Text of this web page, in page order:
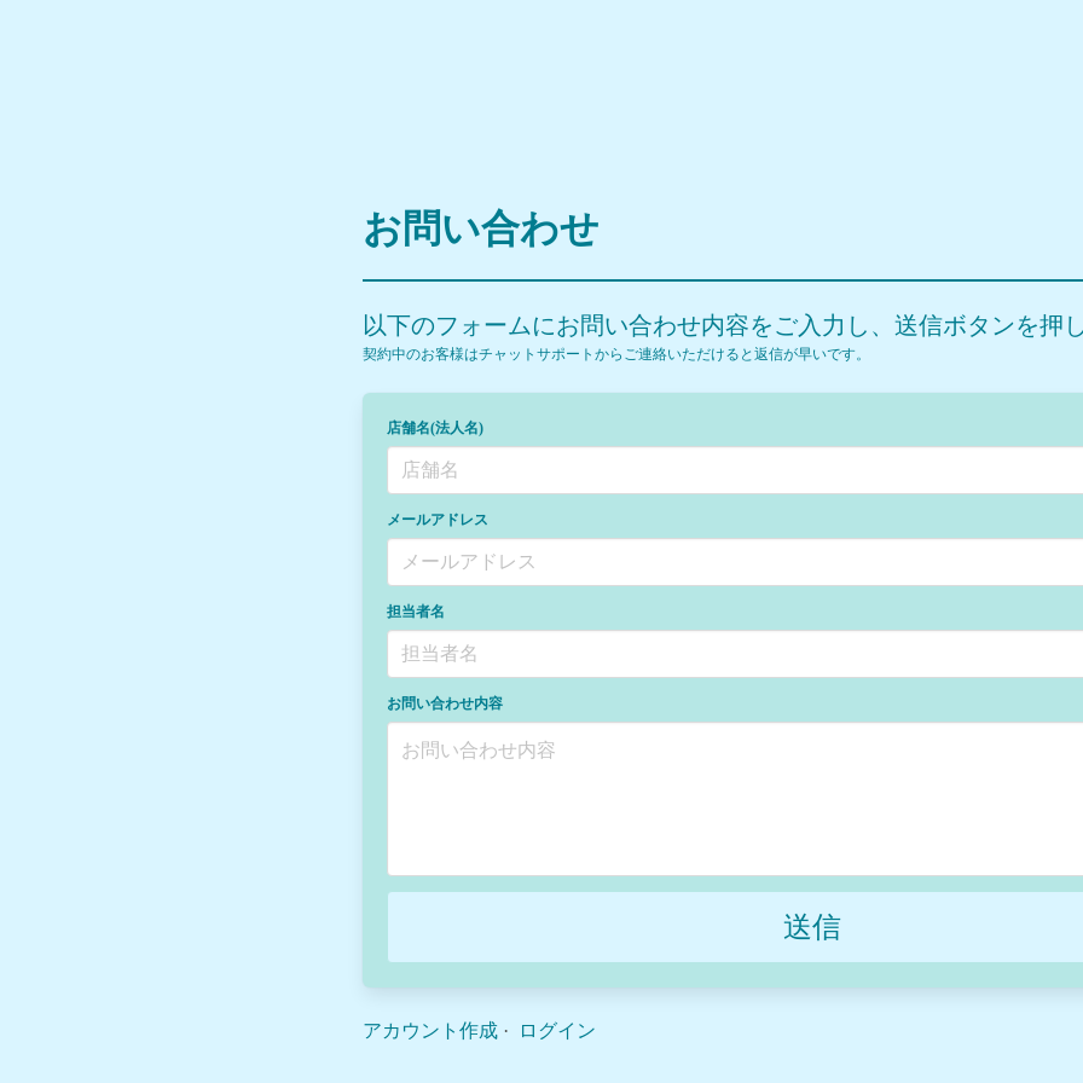
お問い合わせ
以下のフォームにお問い合わせ内容をご入力し、送信ボタンを押
契約中のお客様はチャットサポートからご連絡いただけると返信が早いです。
店舗名(法人名)
メールアドレス
担当者名
お問い合わせ内容
送信
アカウント作成 · ログイン